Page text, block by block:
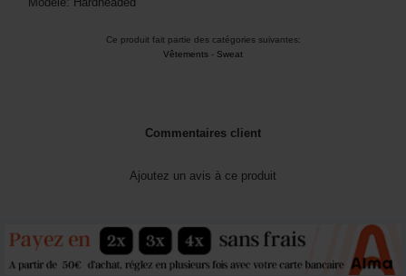
Ce produit fait partie des catégories suivantes:
Vêtements - Sweat
Commentaires client
Ajoutez un avis à ce produit